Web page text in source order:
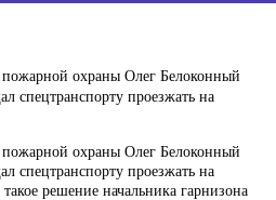
пожарной охраны Олег Белоконный
спецтранспорту проезжать на
пожарной охраны Олег Белоконный
спецтранспорту проезжать на
решение начальника гарнизона